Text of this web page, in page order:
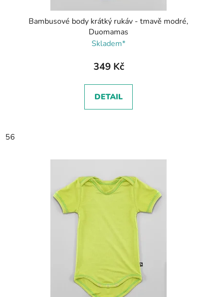
Bambusové body krátký rukáv - tmavě modré,
Duomamas
Skladem*
349 Kč
DETAIL
56